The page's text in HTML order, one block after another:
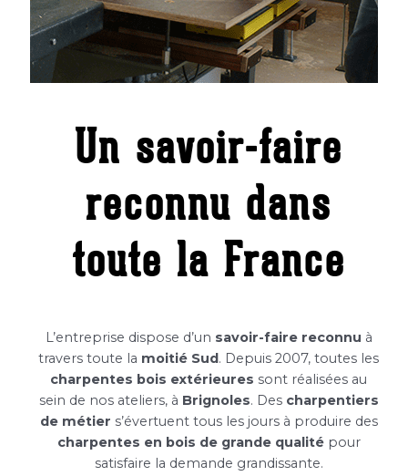
Un savoir-faire
reconnu dans
toute la France
L’entreprise dispose d’un savoir-faire reconnu à
travers toute la moitié Sud. Depuis 2007, toutes les
charpentes bois extérieures sont réalisées au
sein de nos ateliers, à Brignoles. Des charpentiers
de métier s’évertuent tous les jours à produire des
charpentes en bois de grande qualitépour
satisfaire la demande grandissante.